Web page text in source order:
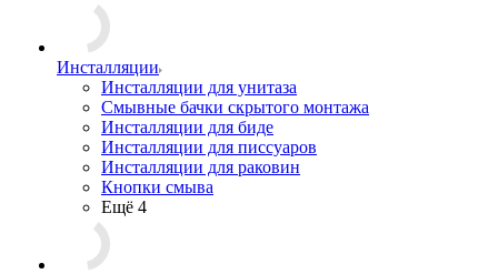
Инсталляции
Инсталляции для унитаза
Смывные бачки скрытого монтажа
Инсталляции для биде
Инсталляции для писсуаров
Инсталляции для раковин
Кнопки смыва
Ещё 4